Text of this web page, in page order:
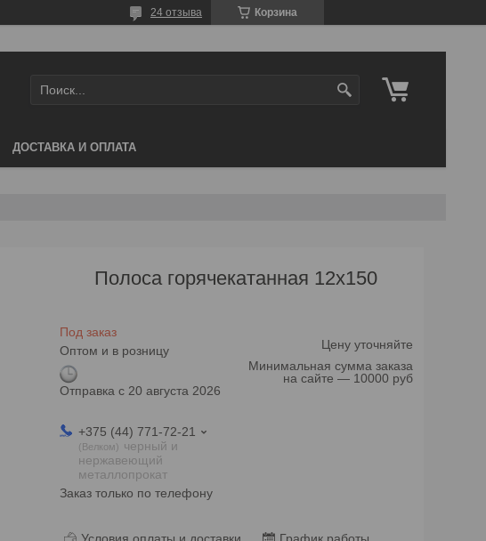
Корзина
24 отзыва
ДОСТАВКА И ОПЛАТА
Полоса горячекатанная 12х150
Под заказ
Оптом и в розницу
Отправка с 20 августа 2026
Цену уточняйте
Минимальная сумма заказа
на сайте — 10000 руб
+375 (44) 771-72-21
Велком
черный и
нержавеющий
металлопрокат
Заказ только по телефону